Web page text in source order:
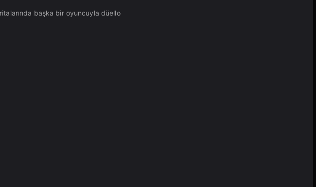
başka bir oyuncuyla düello